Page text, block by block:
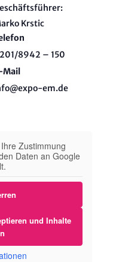
Krstic
8942 – 150
Mail
em.de
Zustimmung
Daten an Google
und Inhalte